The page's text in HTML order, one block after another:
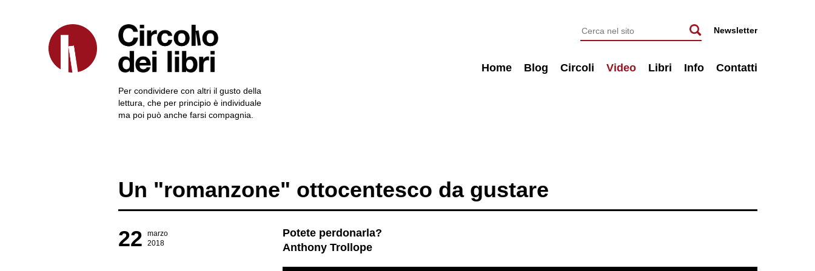
Newsletter
Home Blog Circoli Video Libri Info Contatti
Per condividere con altri il gusto della
lettura, che per principio è individuale
ma poi può anche farsi compagnia.
Un "romanzone" ottocentesco da gustare
22
marzo
2018
Potete perdonarla?
Anthony Trollope